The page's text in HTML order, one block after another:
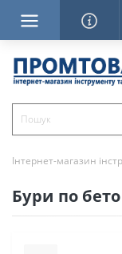
Інтернет-магазин
Бури по